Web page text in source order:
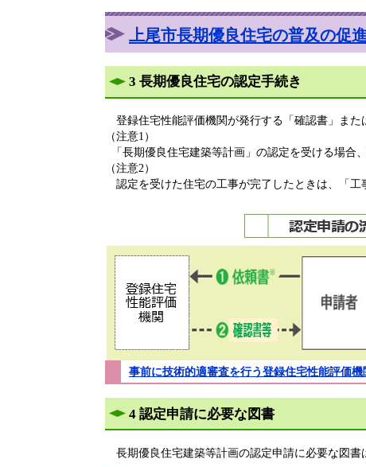
上尾市長期優良住宅の普及の促
3 長期優良住宅の認定手続き
登録住宅性能評価機関が発行する「確認書」また
（注意1）
「長期優良住宅建築等計画」の認定を受ける場合
（注意2）
認定を受けた住宅の工事が完了したときは、「工
事前に技術的適審査を行う登録住宅性能評価
4 認定申請に必要な図書
長期優良住宅建築等計画の認定申請に必要な図書